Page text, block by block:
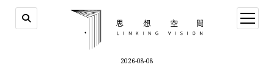
2026-08-08
open
menu